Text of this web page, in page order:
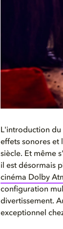
L'introduction du
effets sonores et
siècle. Et même
il est désormais
cinéma Dolby
configuration
divertissement.
exceptionnel